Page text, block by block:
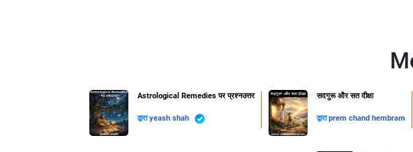
Astrological Remedies पर प्रश्नउत्तर
द्वाराyeash shah
सदगुरू और सत दीक्षा
द्वाराprem chand hembram